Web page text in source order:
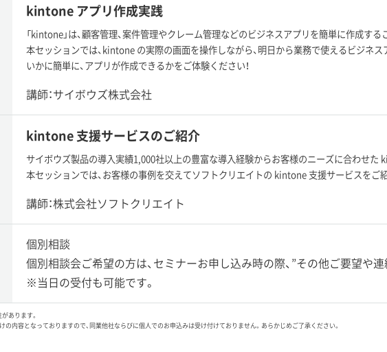
kintone アプリ作成実践
「kintone」は、顧客管理、案件管理やクレーム管理などのビジネスアプリを簡単に作成する
本セッションでは、kintone の実際の画面を操作しながら、明日から業務で使えるビジネス
いかに簡単に、アプリが作成できるかをご体験ください！
講師：サイボウズ株式会社
kintone 支援サービスのご紹介
サイボウズ製品の導入実績1,000社以上の豊富な導入経験からお客様のニーズに合わせた
本セッションでは、お客様の事例を交えてソフトクリエイトの kintone 支援サービスをご
講師：株式会社ソフトクリエイト
個別相談
個別相談会ご希望の方は、セミナーお申し込み時の際、”その他ご要望や
※当日の受付も可能です。
あります。
の内容となっておりますので、同業他社ならびに個人でのお申込みは受け付けておりません。あらかじめご了承ください。